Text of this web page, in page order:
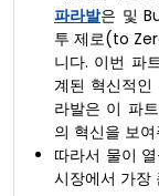
파라발은 및
투 제로(to
니다. 이번 파
계된 혁신적인
라발은 이 파
의 혁신을 보
따라서 물이
시장에서 가장